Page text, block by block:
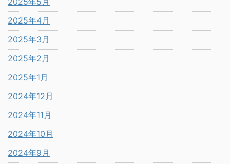
2025年4月
2025年3月
2025年2月
2025年1月
2024年12月
2024年11月
2024年10月
2024年9月